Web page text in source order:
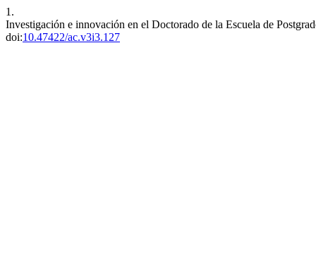
1.
Investigación e innovación en el Doctorado de la Escuela de
doi:10.47422/ac.v3i3.127